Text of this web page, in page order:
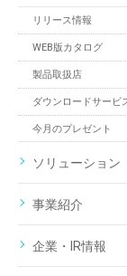
リリース情報
WEB版カタログ
製品取扱店
ダウンロードサービ
今月のプレゼント
ソリューション
事業紹介
企業・IR情報